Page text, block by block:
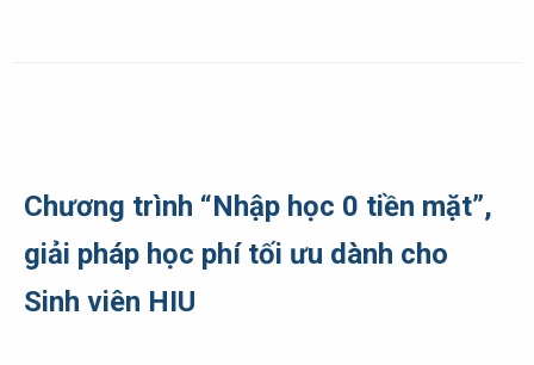
Chương trình “Nhập học 0 tiền mặt”,
giải pháp học phí tối ưu dành cho
Sinh viên HIU